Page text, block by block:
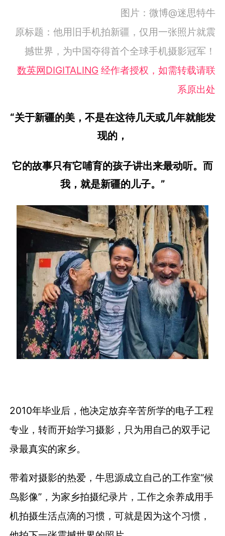
图片：微博@迷思特牛
原标题：他用旧手机拍新疆，仅用一张照片就震
撼世界，为中国夺得首个全球手机摄影冠军！
数英网DIGITALING 经作者授权，如需转载请联
系原出处
“关于新疆的美，不是在这待几天或几年就能发
现的，
它的故事只有它哺育的孩子讲出来最动听。而
我，就是新疆的儿子。”
2010年毕业后，他决定放弃辛苦所学的电子工程
专业，转而开始学习摄影，只为用自己的双手记
录最真实的家乡。
带着对摄影的热爱，牛思源成立自己的工作室“候
鸟影像”，为家乡拍摄纪录片，工作之余养成用手
机拍摄生活点滴的习惯，可就是因为这个习惯，